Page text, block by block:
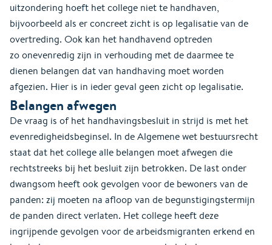
uitzondering hoeft het college niet te handhaven,
bijvoorbeeld als er concreet zicht is op legalisatie van de
overtreding. Ook kan het handhavend optreden
zo onevenredig zijn in verhouding met de daarmee te
dienen belangen dat van handhaving moet worden
afgezien. Hier is in ieder geval geen zicht op legalisatie.
Belangen afwegen
De vraag is of het handhavingsbesluit in strijd is met het
evenredigheidsbeginsel. In de Algemene wet bestuursrecht
staat dat het college alle belangen moet afwegen die
rechtstreeks bij het besluit zijn betrokken. De last onder
dwangsom heeft ook gevolgen voor de bewoners van de
panden: zij moeten na afloop van de begunstigingstermijn
de panden direct verlaten. Het college heeft deze
ingrijpende gevolgen voor de arbeidsmigranten erkend en